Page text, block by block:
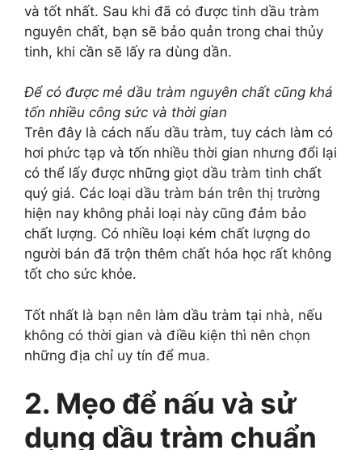
và tốt nhất. Sau khi đã có được tinh dầu tràm
nguyên chất, bạn sẽ bảo quản trong chai thủy
tinh, khi cần sẽ lấy ra dùng dần.
Để có được mẻ dầu tràm nguyên chất cũng khá
tốn nhiều công sức và thời gian
Trên đây là cách nấu dầu tràm, tuy cách làm có
hơi phức tạp và tốn nhiều thời gian nhưng đổi lại
có thể lấy được những giọt dầu tràm tinh chất
quý giá. Các loại dầu tràm bán trên thị trường
hiện nay không phải loại này cũng đảm bảo
chất lượng. Có nhiều loại kém chất lượng do
người bán đã trộn thêm chất hóa học rất không
tốt cho sức khỏe.
Tốt nhất là bạn nên làm dầu tràm tại nhà, nếu
không có thời gian và điều kiện thì nên chọn
những địa chỉ uy tín để mua.
2. Mẹo để nấu và sử
dụng dầu tràm chuẩn